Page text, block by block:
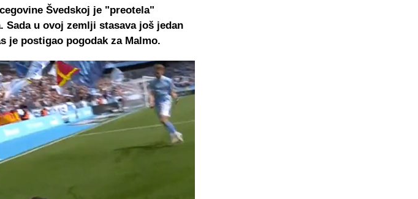
Švedskoj je "preotela"
u ovoj zemlji stasava još jedan
je postigao pogodak za Malmo.